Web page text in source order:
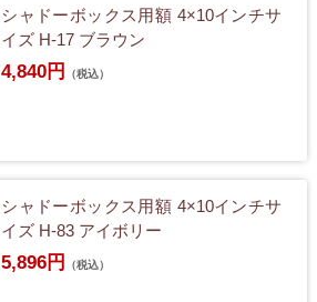
シャドーボックス用額 4×10インチサ
イズ H-17 ブラウン
4,840円 （税込）
シャドーボックス用額 4×10インチサ
イズ H-83 アイボリー
5,896円 （税込）